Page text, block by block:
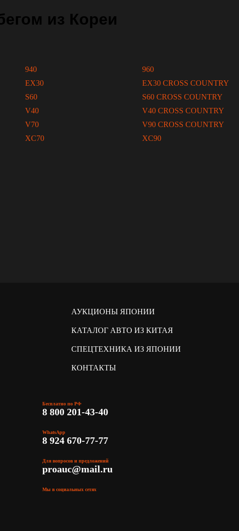
из Кореи
940 960
EX30 EX30 CROSS COUNTRY
S60 S60 CROSS COUNTRY
V40 V40 CROSS COUNTRY
V70 V90 CROSS COUNTRY
XC70 XC90
АУКЦИОНЫ ЯПОНИИ
КАТАЛОГ АВТО ИЗ КИТАЯ
СПЕЦТЕХНИКА ИЗ ЯПОНИИ
КОНТАКТЫ
Бесплатно по РФ
8 800 201-43-40
WhatsApp
8 924 670-77-77
Для вопросов и предложений
proauc@mail.ru
Мы в социальных сетях